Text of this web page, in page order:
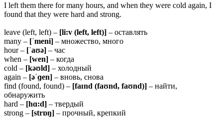
I left them there for many hours, and when they were cold again, I
found that they were hard and strong.
leave (left, left) – [li:v (left, left)] – оставлять
many – [ˈmeni] – множество, много
hour – [ˈaʊə] – час
when – [wen] – когда
cold – [kəʊld] – холодный
again – [əˈɡen] – вновь, снова
find (found, found) – [faɪnd (faʊnd, faʊnd)] – найти,
обнаружить
hard – [hɑ:d] – твердый
strong – [strɒŋ] – прочный, крепкий